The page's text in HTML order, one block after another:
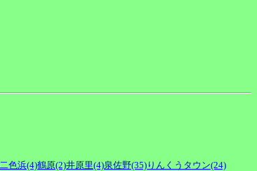
二色浜(4)鶴原(2)井原里(4)泉佐野(35)りんくうタウン(24)